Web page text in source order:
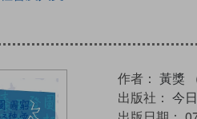
作者： 黃獎
出版社： 今